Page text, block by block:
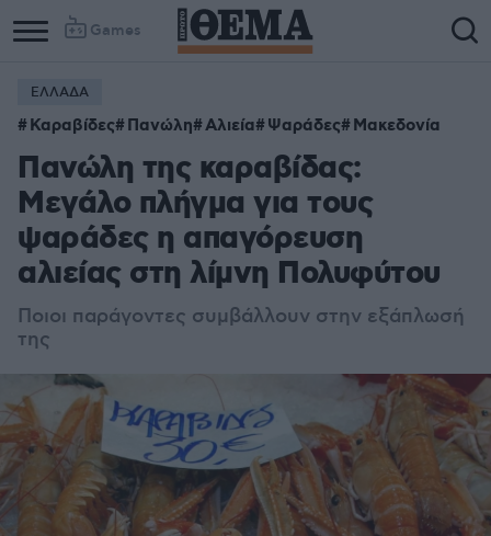
Games
ΕΛΛΑΔΑ
Καραβίδες Πανώλη Αλιεία Ψαράδες Μακεδονία
Πανώλη της καραβίδας:
Μεγάλο πλήγμα για τους
ψαράδες η απαγόρευση
αλιείας στη λίμνη Πολυφύτου
Ποιοι παράγοντες συμβάλλουν στην εξάπλωσή
της